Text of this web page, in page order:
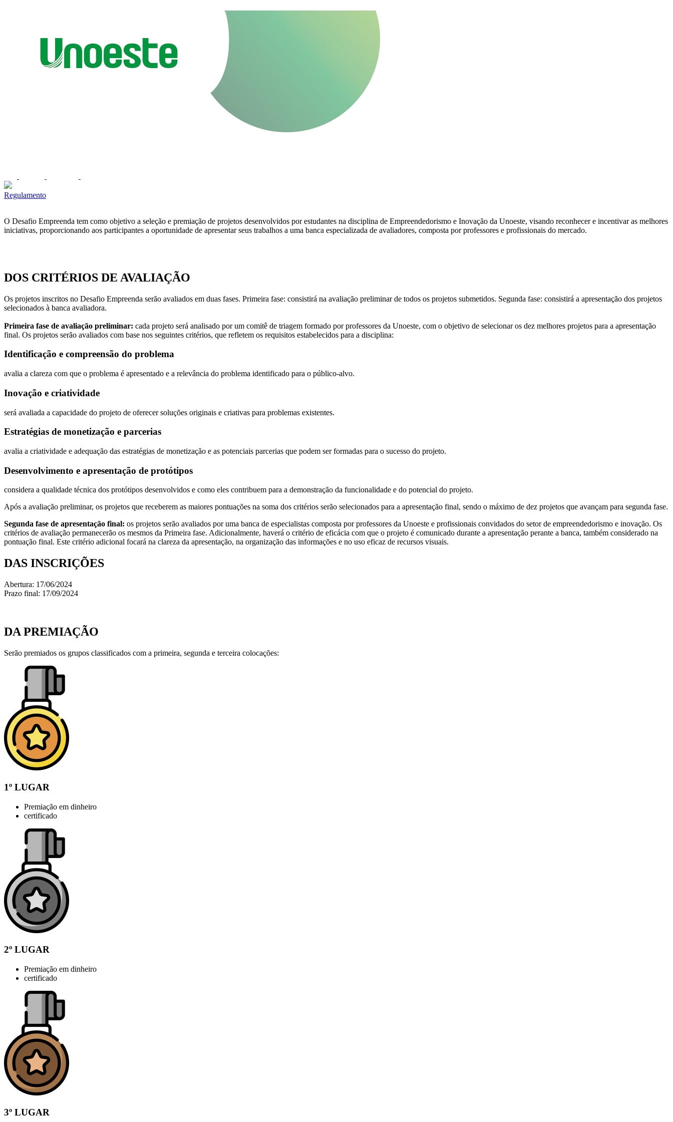
Regulamento
O Desafio Empreenda tem como objetivo a seleção e premiação de projetos desenvolvidos por estudantes na disciplina de Empreendedorismo e Inovação da Unoeste, visando reconhecer e incentivar as melhores
iniciativas, proporcionando aos participantes a oportunidade de apresentar seus trabalhos a uma banca especializada de avaliadores, composta por professores e profissionais do mercado.
DOS CRITÉRIOS DE AVALIAÇÃO
Os projetos inscritos no Desafio Empreenda serão avaliados em duas fases. Primeira fase: consistirá na avaliação preliminar de todos os projetos submetidos. Segunda fase: consistirá a apresentação dos projetos
selecionados à banca avaliadora.
Primeira fase de avaliação preliminar: cada projeto será analisado por um comitê de triagem formado por professores da Unoeste, com o objetivo de selecionar os dez melhores projetos para a apresentação
final. Os projetos serão avaliados com base nos seguintes critérios, que refletem os requisitos estabelecidos para a disciplina:
Identificação e compreensão do problema
avalia a clareza com que o problema é apresentado e a relevância do problema identificado para o público-alvo.
Inovação e criatividade
será avaliada a capacidade do projeto de oferecer soluções originais e criativas para problemas existentes.
Estratégias de monetização e parcerias
avalia a criatividade e adequação das estratégias de monetização e as potenciais parcerias que podem ser formadas para o sucesso do projeto.
Desenvolvimento e apresentação de protótipos
considera a qualidade técnica dos protótipos desenvolvidos e como eles contribuem para a demonstração da funcionalidade e do potencial do projeto.
Após a avaliação preliminar, os projetos que receberem as maiores pontuações na soma dos critérios serão selecionados para a apresentação final, sendo o máximo de dez projetos que avançam para segunda fase.
Segunda fase de apresentação final: os projetos serão avaliados por uma banca de especialistas composta por professores da Unoeste e profissionais convidados do setor de empreendedorismo e inovação. Os
critérios de avaliação permanecerão os mesmos da Primeira fase. Adicionalmente, haverá o critério de eficácia com que o projeto é comunicado durante a apresentação perante a banca, também considerado na
pontuação final. Este critério adicional focará na clareza da apresentação, na organização das informações e no uso eficaz de recursos visuais.
DAS INSCRIÇÕES
Abertura: 17/06/2024
Prazo final: 17/09/2024
DA PREMIAÇÃO
Serão premiados os grupos classificados com a primeira, segunda e terceira colocações:
1º LUGAR
Premiação em dinheiro
certificado
2º LUGAR
Premiação em dinheiro
certificado
3º LUGAR